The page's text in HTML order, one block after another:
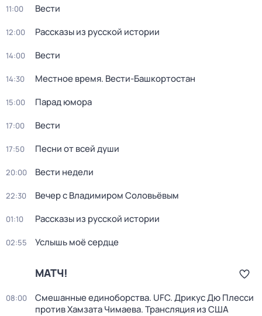
11:00 Вести
12:00 Рассказы из русской истории
14:00 Вести
14:30 Местное время. Вести-Башкортостан
15:00 Парад юмора
17:00 Вести
17:50 Песни от всей души
20:00 Вести недели
22:30 Вечер с Владимиром Соловьёвым
01:10 Рассказы из русской истории
02:55 Услышь моё сердце
МАТЧ!
08:00
Смешанные единоборства. UFC. Дрикус Дю Плесси
против Хамзата Чимаева. Трансляция из США